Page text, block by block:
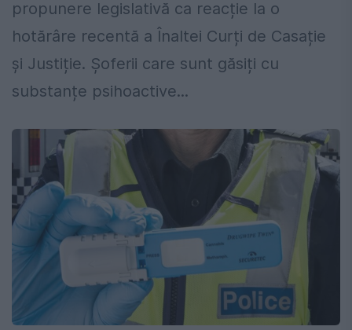
propunere legislativă ca reacție la o
hotărâre recentă a Înaltei Curți de Casație
și Justiție. Șoferii care sunt găsiți cu
substanțe psihoactive...